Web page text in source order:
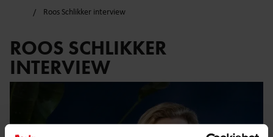
Roos Schlikker interview
ROOS SCHLIKKER
INTERVIEW